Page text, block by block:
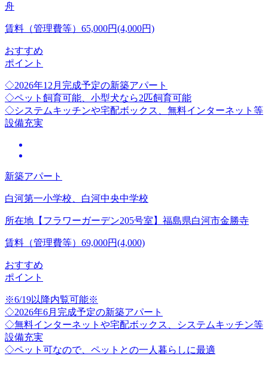
舟
賃料（管理費等） 65,000円(4,000円)
おすすめ
ポイント
◇2026年12月完成予定の新築アパート
◇ペット飼育可能、小型犬なら2匹飼育可能
◇システムキッチンや宅配ボックス、無料インターネット等
設備充実
新築アパート
白河第一小学校、白河中央中学校
所在地 【フラワーガーデン205号室】福島県白河市金勝寺
賃料（管理費等） 69,000円(4,000)
おすすめ
ポイント
※6/19以降内覧可能※
◇2026年6月完成予定の新築アパート
◇無料インターネットや宅配ボックス、システムキッチン等
設備充実
◇ペット可なので、ペットとの一人暮らしに最適